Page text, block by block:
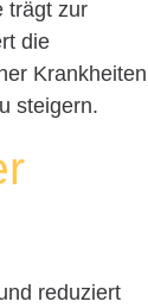
trägt zur
die
Krankheiten
steigern.
reduziert